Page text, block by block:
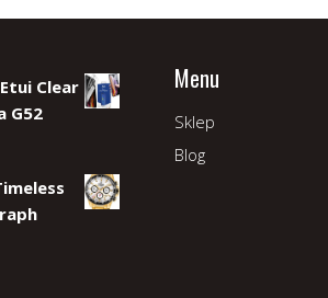
Clear
G52
Menu
Sklep
Blog